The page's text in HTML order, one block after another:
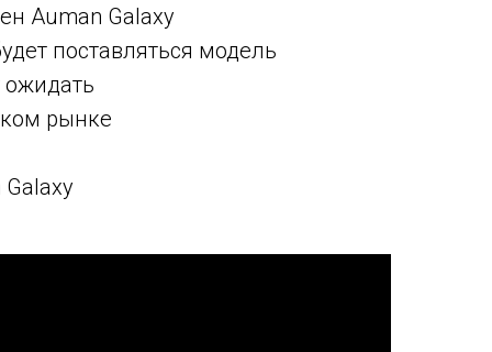
Auman Galaxy
поставляться модель
ожидать
рынке